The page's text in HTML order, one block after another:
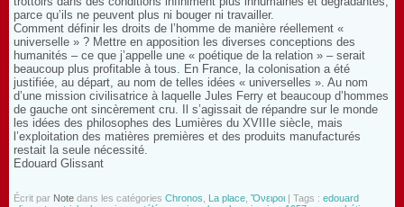
parce qu’ils ne peuvent plus ni bouger ni travailler.
Comment définir les droits de l’homme de manière réellement «
universelle » ? Mettre en apposition les diverses conceptions des
humanités – ce que j’appelle une « poétique de la relation » – serait
beaucoup plus profitable à tous. En France, la colonisation a été
justifiée, au départ, au nom de telles idées « universelles ». Au nom
d’une mission civilisatrice à laquelle Jules Ferry et beaucoup d’hommes
de gauche ont sincèrement cru. Il s’agissait de répandre sur le monde
les idées des philosophes des Lumières du XVIIIe siècle, mais
l’exploitation des matières premières et des produits manufacturés
restait la seule nécessité.
Edouard Glissant
Écrit par Note dans les catégories Chronos La place Ὄνειροι | Tags : edouard